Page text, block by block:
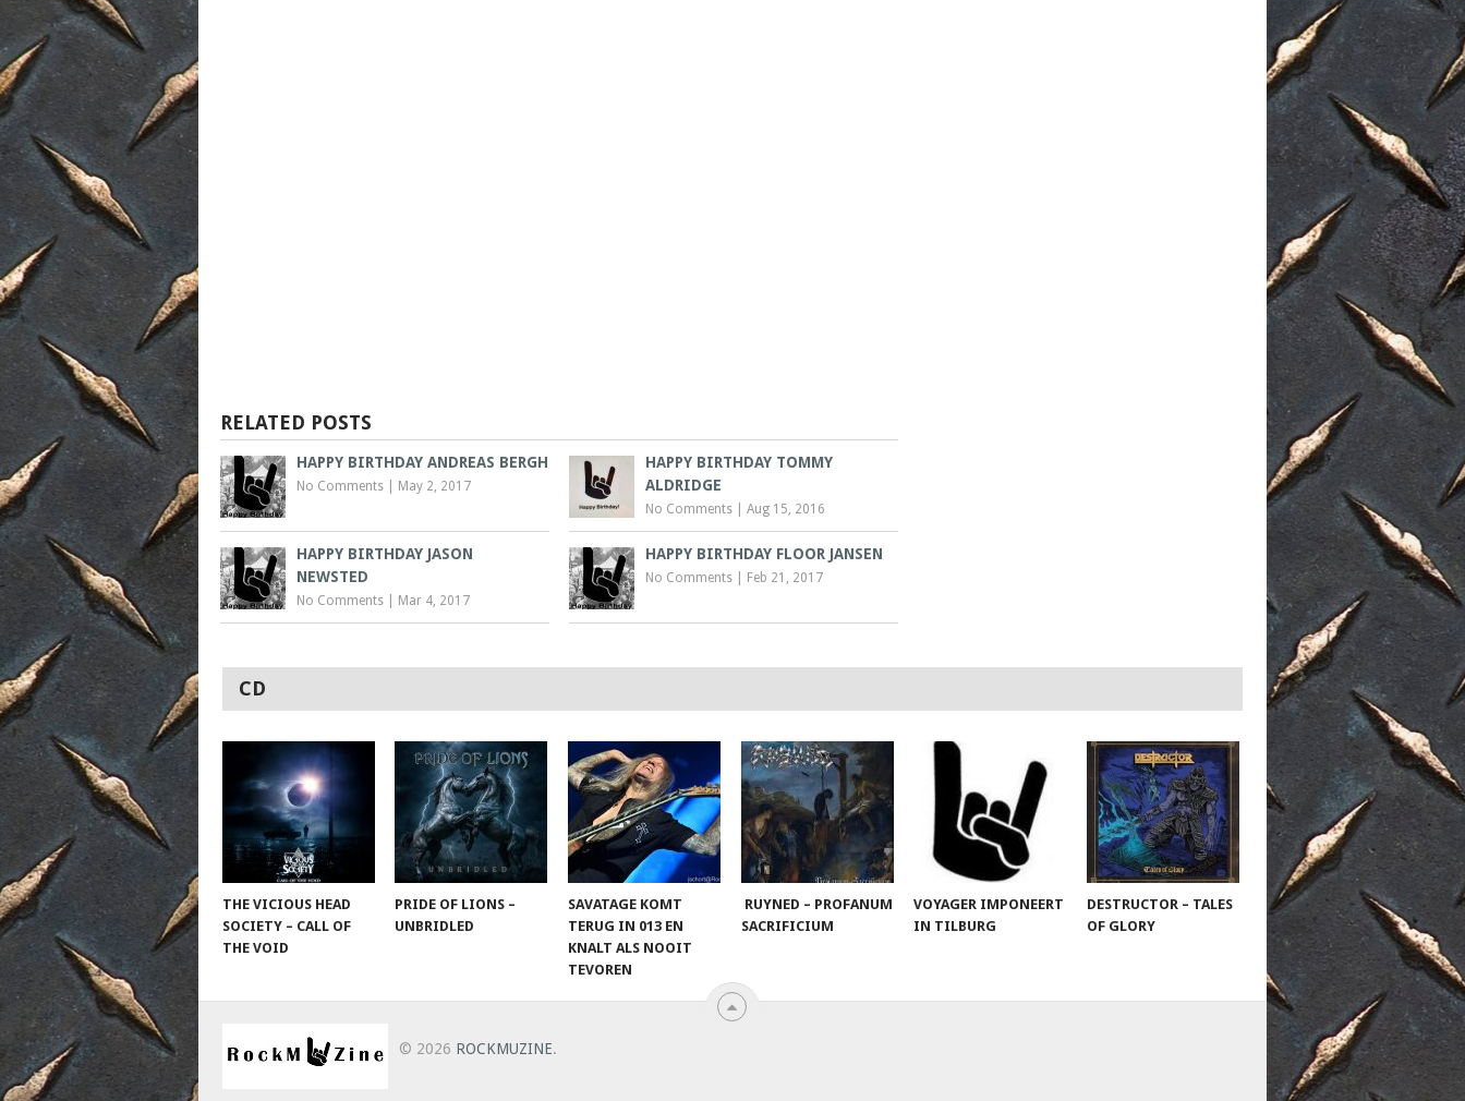
RELATED POSTS
HAPPY BIRTHDAY ANDREAS BERGH
No Comments May 2, 2017
HAPPY BIRTHDAY TOMMY
ALDRIDGE
No Comments |Aug 15, 2016
HAPPY BIRTHDAY JASON
NEWSTED
No Comments Mar 4, 2017
HAPPY BIRTHDAY FLOOR JANSEN
No Comments Feb 21, 2017
CD
THE VICIOUS HEAD
SOCIETY – CALL OF
THE VOID
PRIDE OF LIONS –
UNBRIDLED
SAVATAGE KOMT
TERUG IN 013 EN
KNALT ALS NOOIT
TEVOREN
RUYNED – PROFANUM
SACRIFICIUM
VOYAGER IMPONEERT
IN TILBURG
DESTRUCTOR – TALES
OF GLORY
© 2026 ROCKMUZINE.